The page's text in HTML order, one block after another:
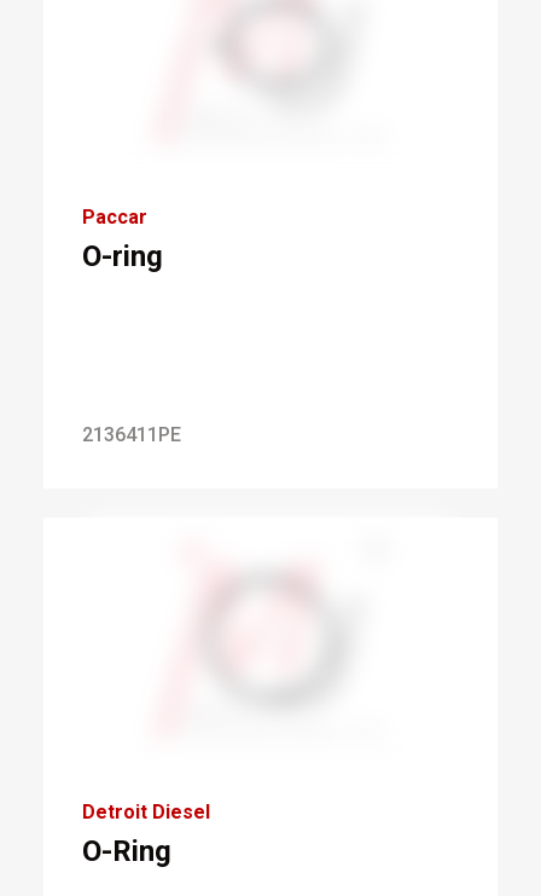
Paccar
O-ring
2136411PE
Detroit Diesel
O-Ring